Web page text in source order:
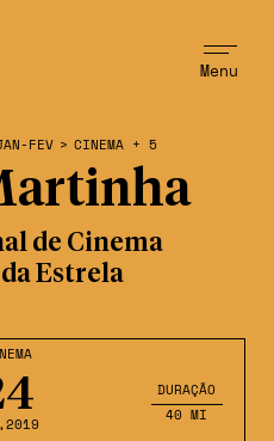
Menu
DURAÇÃO
40 MI
FEV > CINEMA + 5
de Cinema
Estrela